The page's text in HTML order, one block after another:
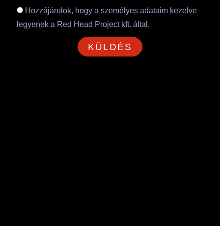
Hozzájárulok, hogy a személyes adataim kezelve
legyenek a Red Head Project kft. által.
KÜLDÉS